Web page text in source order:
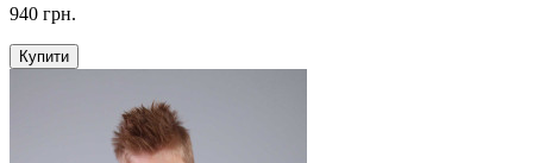
940 грн.
Купити